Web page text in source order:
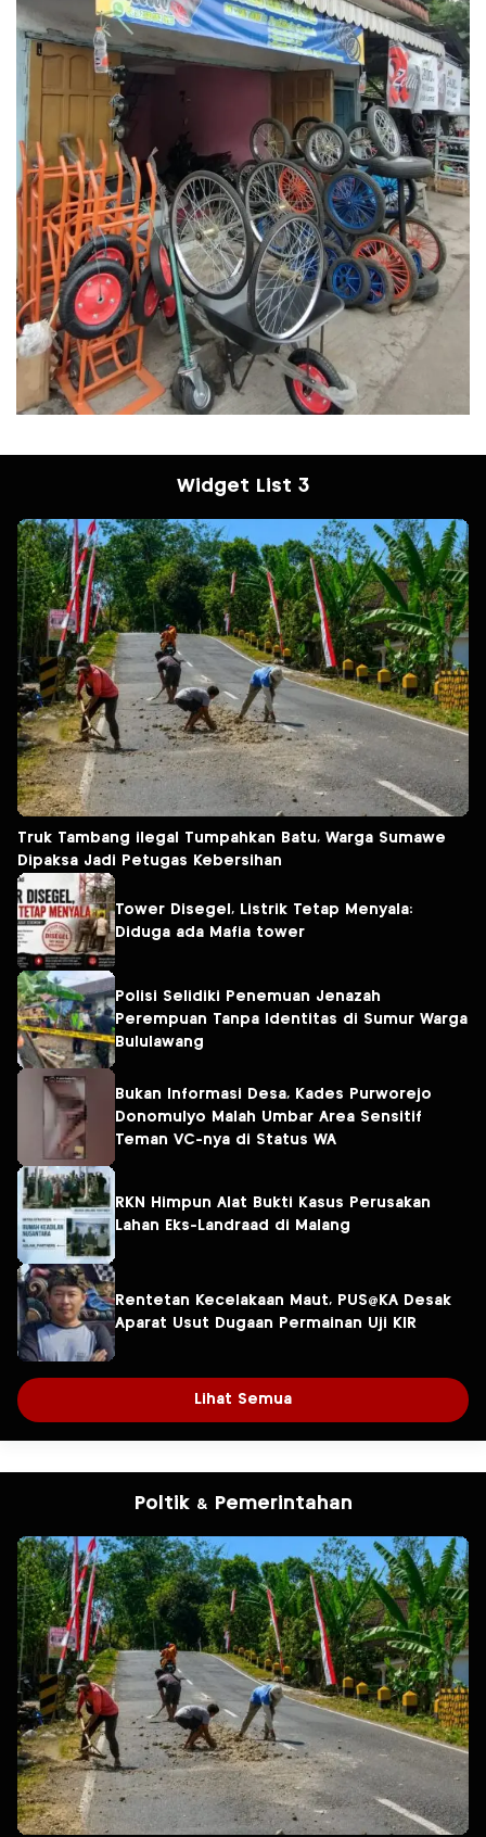
Widget List 3
Truk Tambang ilegal Tumpahkan Batu, Warga Sumawe
Dipaksa Jadi Petugas Kebersihan
Tower Disegel, Listrik Tetap Menyala:
Diduga ada Mafia tower
Polisi Selidiki Penemuan Jenazah
Perempuan Tanpa Identitas di Sumur Warga
Bululawang
Bukan Informasi Desa, Kades Purworejo
Donomulyo Malah Umbar Area Sensitif
Teman VC-nya di Status WA
RKN Himpun Alat Bukti Kasus Perusakan
Lahan Eks-Landraad di Malang
Rentetan Kecelakaan Maut, PUS@KA Desak
Aparat Usut Dugaan Permainan Uji KIR
Lihat Semua
Poltik & Pemerintahan